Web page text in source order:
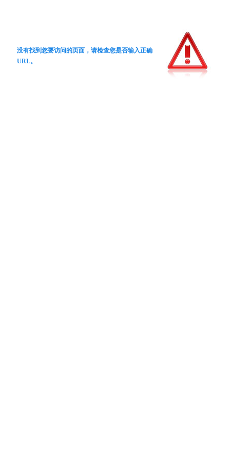
没有找到您要访问的页面，请检查您是否输入正确
URL。